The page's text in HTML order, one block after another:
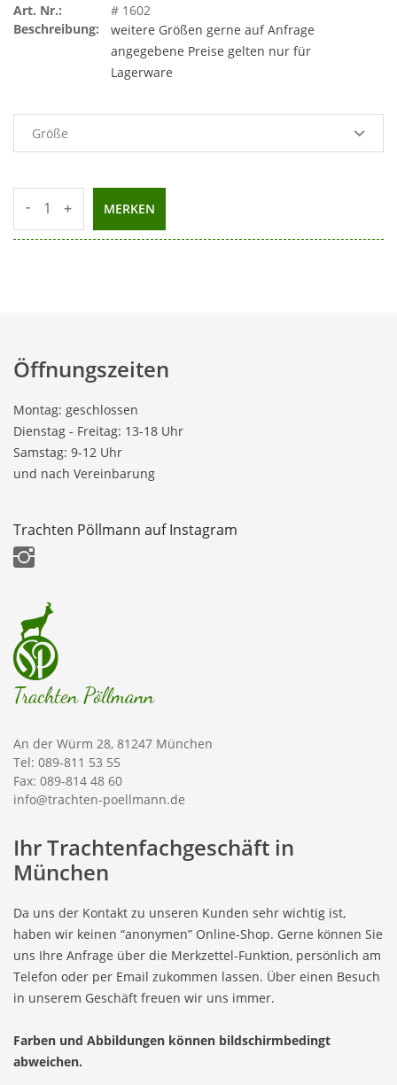
Art. Nr.:
# 1602
Beschreibung:
weitere Größen gerne auf Anfrage
angegebene Preise gelten nur für
Lagerware
- + MERKEN
Öffnungszeiten
Montag: geschlossen
Dienstag - Freitag: 13-18 Uhr
Samstag: 9-12 Uhr
und nach Vereinbarung
Trachten Pöllmann auf Instagram
Trachten Pöllmann
An der Würm 28, 81247 München
Tel: 089-811 53 55
Fax: 089-814 48 60
info@trachten-poellmann.de
Ihr Trachtenfachgeschäft in
München
Da uns der Kontakt zu unseren Kunden sehr wichtig ist,
haben wir keinen “anonymen” Online-Shop. Gerne können Sie
uns Ihre Anfrage über die Merkzettel-Funktion, persönlich am
Telefon oder per Email zukommen lassen. Über einen Besuch
in unserem Geschäft freuen wir uns immer.
Farben und Abbildungen können bildschirmbedingt
abweichen.